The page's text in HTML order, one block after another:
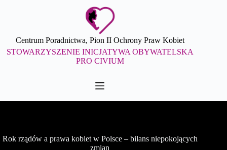
Centrum Poradnictwa, Pion II Ochrony Praw Kobiet
STOWARZYSZENIE INICJATYWA OBYWATELSKA
PRO CIVIUM
Rok rządów a prawa kobiet w Polsce – bilans niepokojących
zmian